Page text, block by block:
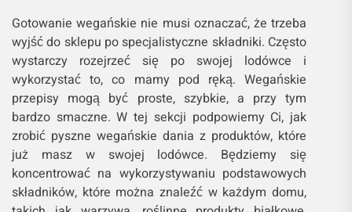
Gotowanie wegańskie nie musi oznaczać, że trzeba
wyjść do sklepu po specjalistyczne składniki. Często
wystarczy rozejrzeć się po swojej lodówce i
wykorzystać to, co mamy pod ręką. Wegańskie
przepisy mogą być proste, szybkie, a przy tym
bardzo smaczne. W tej sekcji podpowiemy Ci, jak
zrobić pyszne wegańskie dania z produktów, które
już masz w swojej lodówce. Będziemy się
koncentrować na wykorzystywaniu podstawowych
składników, które można znaleźć w każdym domu,